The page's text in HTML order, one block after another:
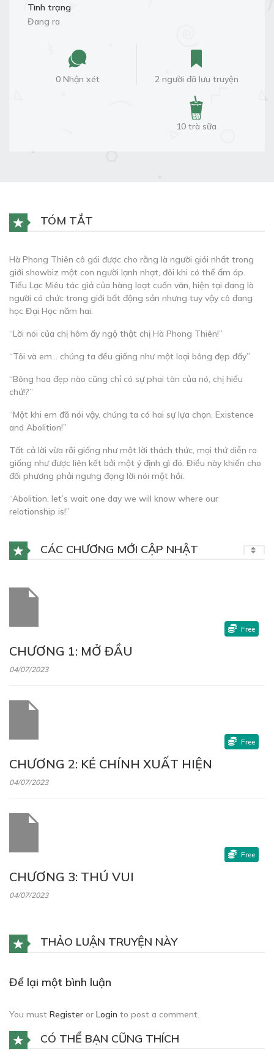
Tình trạng
Đang ra
0 Nhận xét 2 người đã lưu truyện
10 trà sữa
TÓM TẮT
Hà Phong Thiên cô gái được cho rằng là người giỏi nhất trong
giới showbiz một con người lạnh nhạt, đôi khi có thể ấm áp.
Tiểu Lạc Miêu tác giả của hàng loạt cuốn văn, hiện tại đang là
người có chức trong giới bất động sản nhưng tuy vậy cô đang
học Đại Học năm hai.
“Lời nói của chị hôm ấy ngộ thật chị Hà Phong Thiên!”
“Tôi và em… chúng ta đều giống như một loại bông đẹp đấy”
“Bông hoa đẹp nào cũng chỉ có sự phai tàn của nó, chị hiểu
chứ!?”
“Một khi em đã nói vậy, chúng ta có hai sự lựa chọn. Existence
and Abolition!”
Tất cả lời vừa rồi giống như một lời thách thức, mọi thứ diễn ra
giống như được liên kết bởi một ý định gì đó. Điều này khiến cho
đối phương phải ngưng đọng lời nói một hồi.
“Abolition, let’s wait one day we will know where our
relationship is!”
CÁC CHƯƠNG MỚI CẬP NHẬT
CHƯƠNG 1: MỞ ĐẦU
04/07/2023
Free
CHƯƠNG 2: KẺ CHÍNH XUẤT HIỆN
04/07/2023
Free
CHƯƠNG 3: THÚ VUI
04/07/2023
Free
CHƯƠNG 4: CUỘC TRÒ CHUYỆN
THẢO LUẬN TRUYỆN NÀY
Để lại một bình luận
You must Register or Login to post a comment.
CÓ THỂ BẠN CŨNG THÍCH